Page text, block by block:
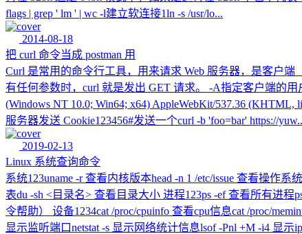
flags | grep ' lm ' | wc -l建立软连接1ln -s /usr/lo...
2014-08-18
把 curl 命令当成 postman 用
Curl 是常用的命令行工具，用来请求 Web 服务器，是客户
有任何参数时，curl 就是发出 GET 请求。 -A指定客户端的用
(Windows NT 10.0; Win64; x64) AppleWebKit/537.36 (KHTML,
服务器发送 Cookie123456#发送一个curl -b 'foo=bar' https://
2019-02-13
Linux 系统查询命令
系统123uname -r 查看内核版本head -n 1 /etc/issue 查看操作
表du -sh <目录名> 查看目录大小 进程123ps -ef 查看所有进
令帮助） 设备1234cat /proc/cpuinfo 查看cpu信息cat /proc/
显示监听端口netstat -s 显示网络统计信息lsof -Pnl +M -i4 显示